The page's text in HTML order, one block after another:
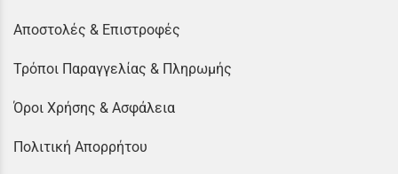
Αποστολές & Επιστροφές
Τρόποι Παραγγελίας & Πληρωμής
Όροι Χρήσης & Ασφάλεια
Πολιτική Απορρήτου